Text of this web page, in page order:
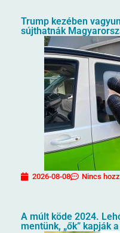
Trump kezében
sújthatnák
2026-08-08 Nincs
A múlt köde 2024.
mentünk, „ők” kapják